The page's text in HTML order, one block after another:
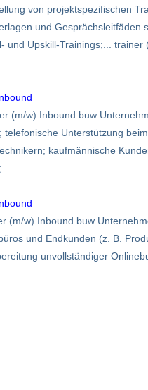
von projektspezifischen
und Gesprächsleitfäden
und Upskill-Trainings;...
(m/w) Inbound buw
telefonische Unterstützung
kaufmännische
...
(m/w) Inbound buw
und Endkunden (z. B.
unvollständiger